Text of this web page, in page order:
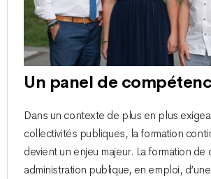
Un panel de
Dans un contexte de plus en plus
collectivités publiques, la formation
devient un enjeu majeur. La formation de
administration publique, en emploi,